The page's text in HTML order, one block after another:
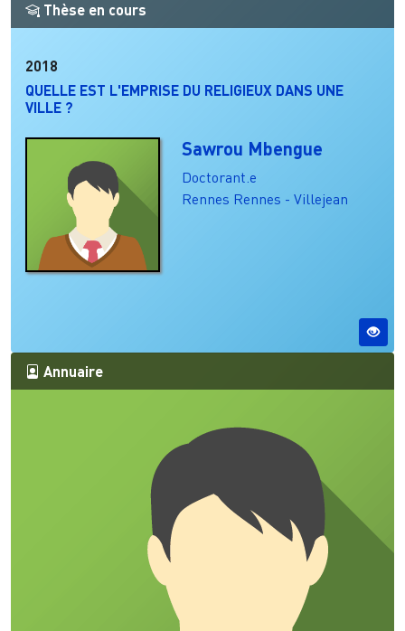
Thèse en cours
2018
QUELLE EST L'EMPRISE DU RELIGIEUX DANS UNE
VILLE ?
Sawrou Mbengue
Doctorant.e
Rennes Rennes - Villejean
Annuaire